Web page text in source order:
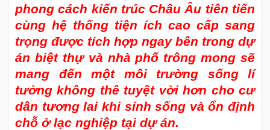
phong cách kiến trúc Châu Âu tiên tiến
cùng hệ thống tiện ích cao cấp sang
trọng được tích hợp ngay bên trong dự
án biệt thự và nhà phố trông mong sẽ
mang đến một môi trường sống lí
tưởng không thê tuyệt vời hơn cho cư
dân tương lai khi sinh sống và ổn định
chỗ ở lạc nghiệp tại dự án.